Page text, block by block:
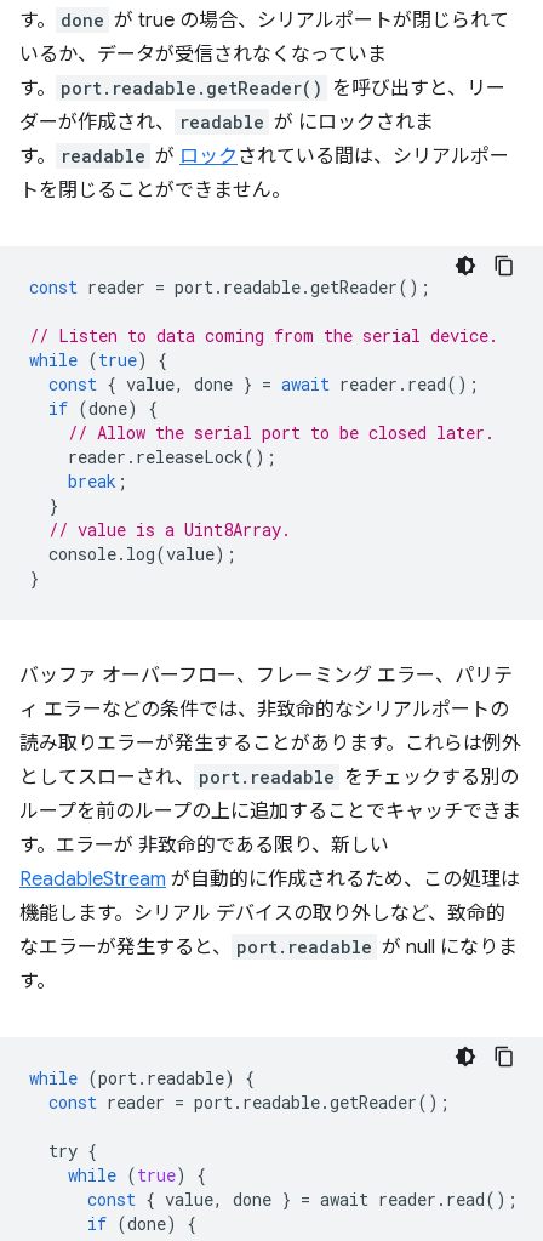
す。
done が true の場合、シリアルポートが閉じられて
いるか、データが受信されなくなっていま
す。
port.readable.getReader() を呼び出すと、リー
ダーが作成され、
readable が にロックされま
す。
readable が ロック されている間は、シリアルポー
トを閉じることができません。
const reader = port. readable.getReader();
// Listen to data coming from the serial device.
while (true)
{
const { value, done } = await reader . read();
if (done)
{
// Allow the serial port to be closed later.
reader . releaseLock();
break ;
}
// value is a Uint8Array.
console. log(value);
}
バッファ オーバーフロー、フレーミング エラー、パリテ
ィ エラーなどの条件では、非致命的なシリアルポートの
読み取りエラーが発生することがあります。これらは例外
としてスローされ、
port.readable をチェックする別の
ループを前のループの上に追加することでキャッチできま
す。エラーが 非致命的である限り、新しい
ReadableStream が自動的に作成されるため、この処理は
機能します。シリアル デバイスの取り外しなど、致命的
なエラーが発生すると、
port.readable が null になりま
す。
while (port. readable)
{
const reader = port. readable.getReader();
try {
while (true)
{
const { value, done } = await reader . read();
if (done)
{